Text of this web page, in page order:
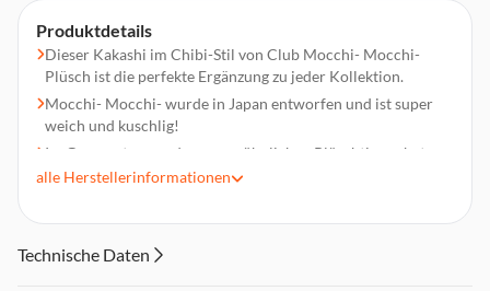
Produktdetails
Dieser Kakashi im Chibi-Stil von Club Mocchi- Mocchi-
Plüsch ist die perfekte Ergänzung zu jeder Kollektion.
Mocchi- Mocchi- wurde in Japan entworfen und ist super
weich und kuschlig!
Im Gegensatz zu anderen gewöhnlichen Plüschtieren hat es
eine einzigartige supersofte Textur und fühlt sich super
Achtung! Nicht für Kinder unter 3 Jahren geeignet,
Erstickungsgefahr durch Kleinteile
alle Herstellerinformationen
Technische Daten